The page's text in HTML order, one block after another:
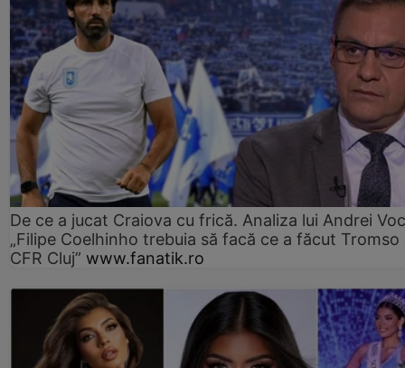
De ce a jucat Craiova cu frică. Analiza lui Andrei
„Filipe Coelhinho trebuia să facă ce a făcut Tromso
CFR Cluj” www.fanatik.ro